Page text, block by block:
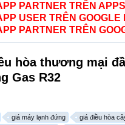
PARTNER TRÊN
USER TRÊN GOOGLE
PARTNER TRÊN
hòa thương mại
Gas R32
giá máy lạnh đứng
giá điều hòa